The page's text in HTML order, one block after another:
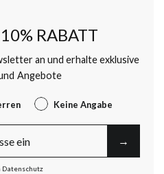
RABATT
an und erhalte exklusive
Angebote
Keine Angabe
→︎
Datenschutz